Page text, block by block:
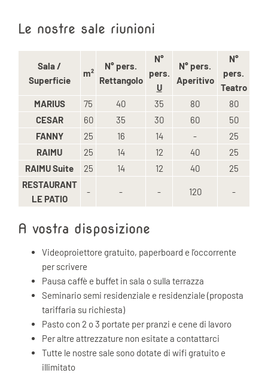
Le nostre sale riunioni
Sala /
Superficie
m²
N° pers.
Rettangolo
N°
pers.
U
N° pers.
Aperitivo
N°
pers.
Teatro
MARIUS
75 40 35 80
80
CESAR
60 35 30 60
50
FANNY
25 16 14 -
25
RAIMU
25 14 12 40
25
RAIMU Suite
25 14 12 40
25
RESTAURANT
LE PATIO
- - - 120 -
A vostra disposizione
Videoproiettore gratuito, paperboard e l’occorrente
per scrivere
Pausa caffè e buffet in sala o sulla terrazza
Seminario semi residenziale e residenziale (proposta
tariffaria su richiesta)
Pasto con 2 o 3 portate per pranzi e cene di lavoro
Per altre attrezzature non esitate a contattarci
Tutte le nostre sale sono dotate di wifi gratuito e
illimitato